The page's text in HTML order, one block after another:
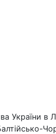
України в